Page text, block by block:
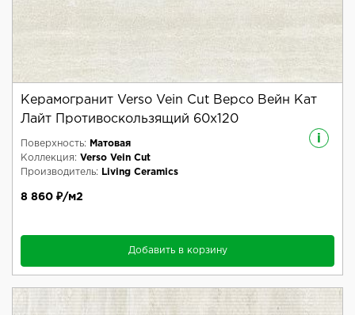
Керамогранит Verso Vein Cut Версо Вейн Кат
Лайт Противоскользящий 60x120
i
Поверхность:
Матовая
Коллекция: Verso Vein Cut
Производитель:
Living Ceramics
8 860 ₽/м2
Добавить в корзину